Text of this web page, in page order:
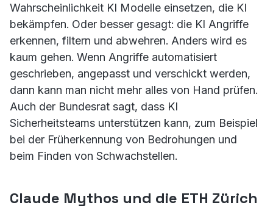
Wahrscheinlichkeit KI Modelle einsetzen, die KI
bekämpfen. Oder besser gesagt: die KI Angriffe
erkennen, filtern und abwehren. Anders wird es
kaum gehen. Wenn Angriffe automatisiert
geschrieben, angepasst und verschickt werden,
dann kann man nicht mehr alles von Hand prüfen.
Auch der Bundesrat sagt, dass KI
Sicherheitsteams unterstützen kann, zum Beispiel
bei der Früherkennung von Bedrohungen und
beim Finden von Schwachstellen.
Claude Mythos und die ETH Zürich